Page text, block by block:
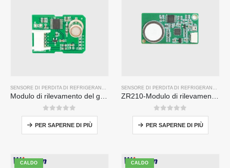
0su 5
PER SAPERNE DI PIÙ
0su 5
PER SAPERNE DI PIÙ
CALDO CALDO